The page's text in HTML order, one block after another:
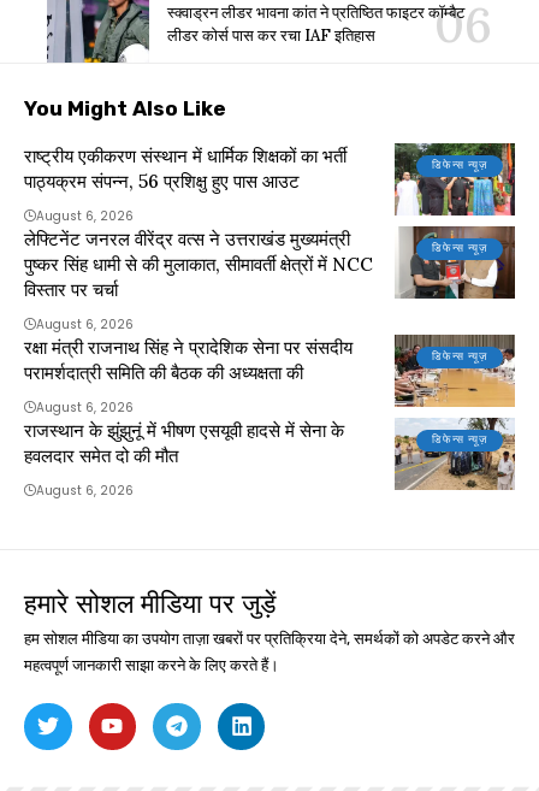
स्क्वाड्रन लीडर भावना कांत ने प्रतिष्ठित फाइटर कॉम्बैट
लीडर कोर्स पास कर रचा IAF इतिहास
You Might Also Like
डिफेन्स न्यूज़
राष्ट्रीय एकीकरण संस्थान में धार्मिक शिक्षकों का भर्ती
पाठ्यक्रम संपन्न, 56 प्रशिक्षु हुए पास आउट
August 6, 2026
डिफेन्स न्यूज़
लेफ्टिनेंट जनरल वीरेंद्र वत्स ने उत्तराखंड मुख्यमंत्री
पुष्कर सिंह धामी से की मुलाकात, सीमावर्ती क्षेत्रों में NCC
विस्तार पर चर्चा
August 6, 2026
डिफेन्स न्यूज़
रक्षा मंत्री राजनाथ सिंह ने प्रादेशिक सेना पर संसदीय
परामर्शदात्री समिति की बैठक की अध्यक्षता की
August 6, 2026
डिफेन्स न्यूज़
राजस्थान के झुंझुनूं में भीषण एसयूवी हादसे में सेना के
हवलदार समेत दो की मौत
August 6, 2026
हमारे सोशल मीडिया पर जुड़ें
हम सोशल मीडिया का उपयोग ताज़ा खबरों पर प्रतिक्रिया देने, समर्थकों को अपडेट करने और
महत्वपूर्ण जानकारी साझा करने के लिए करते हैं।